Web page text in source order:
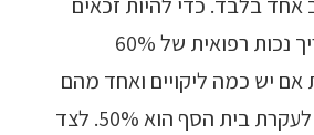
אחד בלבד. כדי להיות זכאים
צריך נכות רפואית של 60%
40% לפחות אם יש כמה ליקויים ואחד מהם
עומד על 25% לפחות; לעקרת בית הסף הוא 50%. לצד